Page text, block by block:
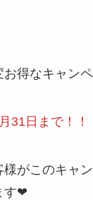
得なキャン
31日まで！！
がこのキャ
す❤︎